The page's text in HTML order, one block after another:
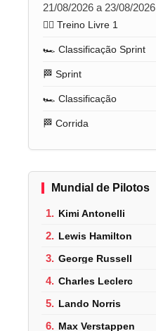
21/08/2026 a 23/08/2026
🏋️‍♂️ Treino Livre 1
🏎️ Classificação Sprint
🏁 Sprint
🏎️ Classificação
🏁 Corrida
Mundial de Pilotos
1. Kimi Antonelli
2. Lewis Hamilton
3. George Russell
4. Charles Leclerc
5. Lando Norris
6. Max Verstappen